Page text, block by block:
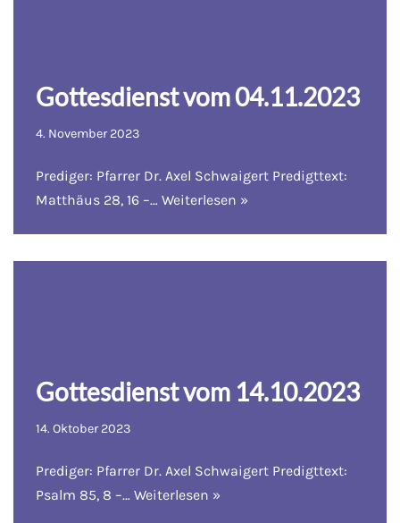
Gottesdienst vom 04.11.2023
4. November 2023
Prediger: Pfarrer Dr. Axel Schwaigert Predigttext:
Matthäus 28, 16 –… Weiterlesen »
Gottesdienst vom 14.10.2023
14. Oktober 2023
Prediger: Pfarrer Dr. Axel Schwaigert Predigttext:
Psalm 85, 8 –… Weiterlesen »